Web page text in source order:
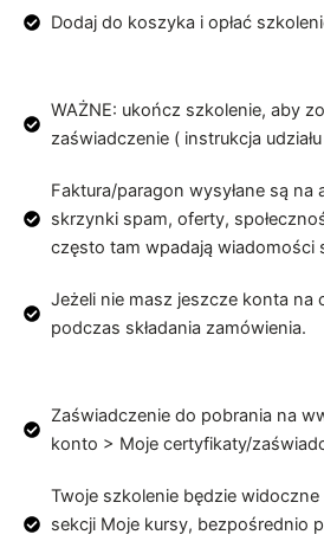
Dodaj do koszyka i opłać
WAŻNE: ukończ szkolenie, aby
zaświadczenie ( instrukcja
Faktura/paragon wysyłane są na
skrzynki spam, oferty,
często tam wpadają wiadomości
Jeżeli nie masz jeszcze konta na
podczas składania zamówienia.
Zaświadczenie do pobrania na
konto > Moje certyfikaty/
Twoje szkolenie będzie
sekcji Moje kursy, bezpośrednio